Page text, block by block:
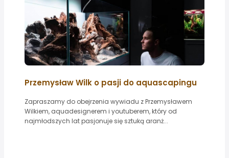
Przemysław Wilk o pasji do aquascapingu
Zapraszamy do obejrzenia wywiadu z Przemysławem
Wilkiem, aquadesignerem i youtuberem, który od
najmłodszych lat pasjonuje się sztuką aranż...